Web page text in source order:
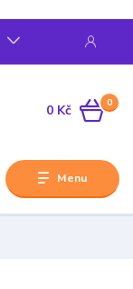
Menu
0
0 Kč